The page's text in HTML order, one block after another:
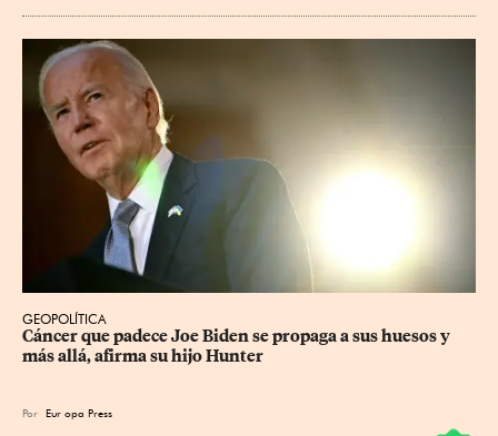
GEOPOLÍTICA
Cáncer que padece Joe Biden se propaga a sus huesos y
más allá, afirma su hijo Hunter
Por Eur opa Press